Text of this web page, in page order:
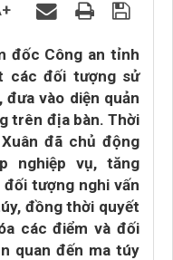
đốc Công an tỉnh
các đối tượng sử
vào diện quản
trên địa bàn. Thời
đã chủ động
nghiệp vụ, tăng
tượng nghi vấn
đồng thời quyết
các điểm và đối
quan đến ma túy